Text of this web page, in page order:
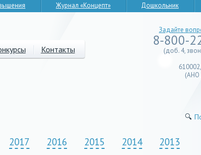
Журнал «Концепт» Дошкольник
Контакты
Задайте
8-800-
(доб. 4,
🔍
2017 2016 2015 2014 2013